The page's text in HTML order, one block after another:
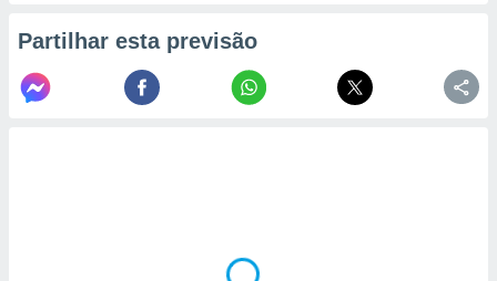
Partilhar esta previsão